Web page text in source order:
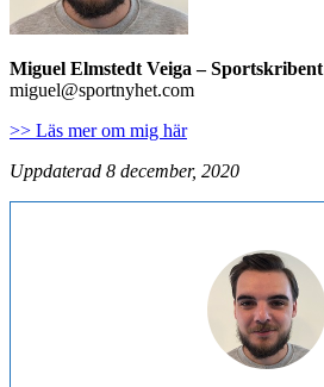
Miguel Elmstedt Veiga– Sportskribent
miguel@sportnyhet.com
>> Läs mer om mig här
Uppdaterad 8 december, 2020